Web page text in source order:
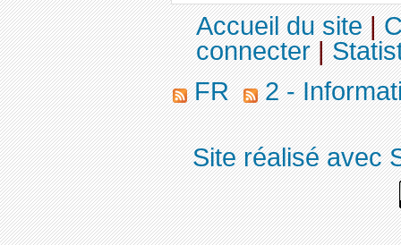
Accueil du site|
connecter|
FR
2 -
Site réalisé avec